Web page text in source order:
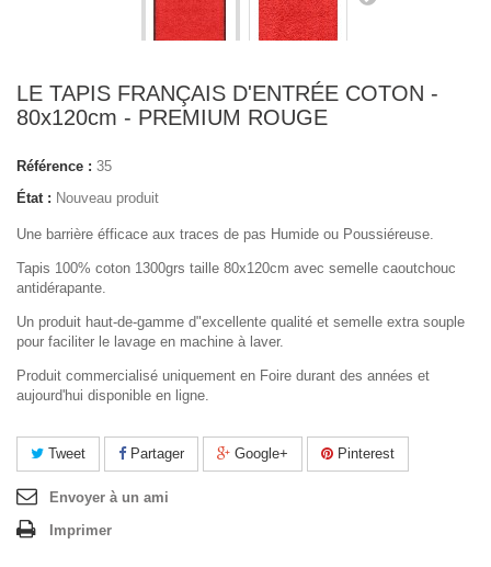
LE TAPIS FRANÇAIS D'ENTRÉE COTON -
80x120cm - PREMIUM ROUGE
Référence : 35
État : Nouveau produit
Une barrière éfficace aux traces de pas Humide ou Poussiéreuse.
Tapis 100% coton 1300grs taille 80x120cm avec semelle caoutchouc
antidérapante.
Un produit haut-de-gamme d"excellente qualité et semelle extra souple
pour faciliter le lavage en machine à laver.
Produit commercialisé uniquement en Foire durant des années et
aujourd'hui disponible en ligne.
Tweet Partager Google+ Pinterest
Envoyer à un ami
Imprimer